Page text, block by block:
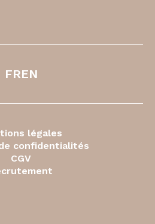
légales
confidentialités
CGV